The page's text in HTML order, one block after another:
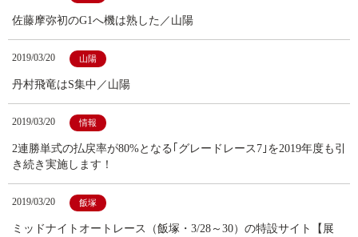
佐藤摩弥初のG1へ機は熟した／山陽
2019/03/20 山陽
丹村飛竜はS集中／山陽
2019/03/20 情報
2連勝単式の払戻率が80%となる｢グレードレース7｣を2019年度も引
き続き実施します！
2019/03/20 飯塚
ミッドナイトオートレース（飯塚・3/28～30）の特設サイト【展